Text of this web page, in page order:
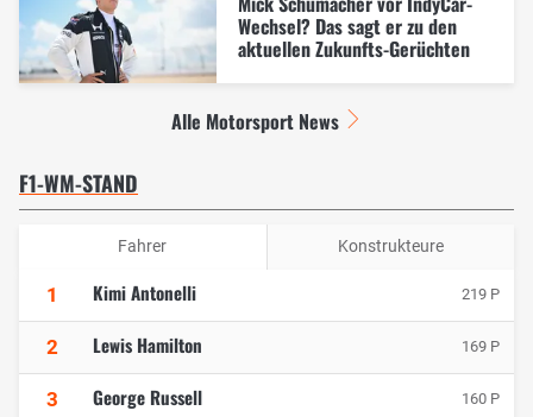
Wechsel? Das sagt er zu den
aktuellen Zukunfts-Gerüchten
Alle Motorsport News
F1-WM-STAND
Fahrer Konstrukteure
1 Kimi Antonelli 219 P
2 Lewis Hamilton 169 P
3 George Russell 160 P